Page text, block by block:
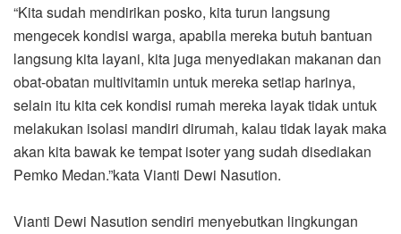
“Kita sudah mendirikan posko, kita turun langsung
mengecek kondisi warga, apabila mereka butuh bantuan
langsung kita layani, kita juga menyediakan makanan dan
obat-obatan multivitamin untuk mereka setiap harinya,
selain itu kita cek kondisi rumah mereka layak tidak untuk
melakukan isolasi mandiri dirumah, kalau tidak layak maka
akan kita bawak ke tempat isoter yang sudah disediakan
Pemko Medan.”kata Vianti Dewi Nasution.
Vianti Dewi Nasution sendiri menyebutkan lingkungan